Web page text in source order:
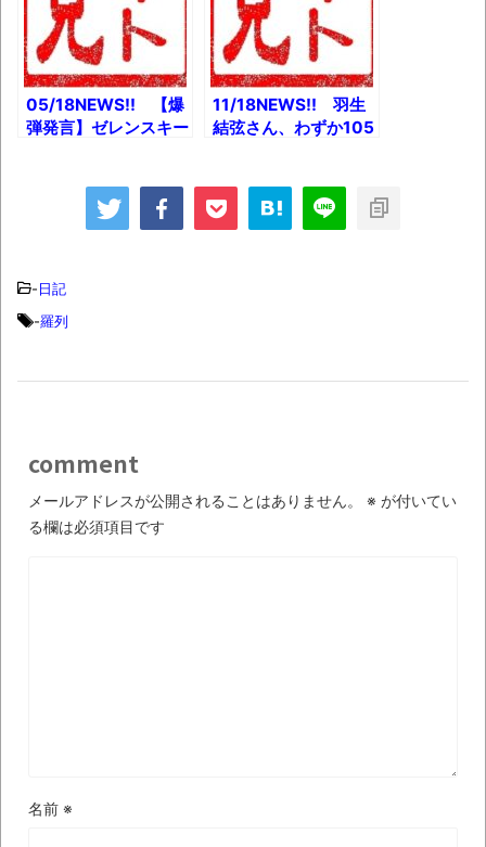
か 雨やむと 傘忘れ
るの なんでなん？と
か
一人ラーメンをブログ
に晒されるとか
05/18NEWS!! 【爆
弾発言】ゼレンスキー
「酒鬼薔薇聖斗(元少
年A)」生配信で顔出
疲れた」とか
11/18NEWS!! 羽生
結弦さん、わずか105
書の件で阪急電鉄が盛
大に墓穴とか 「愛は
-日記
-羅列
comment
メールアドレスが公開されることはありません。 ※ が付いてい
る欄は必須項目です
名前 ※